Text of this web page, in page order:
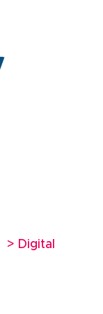
Digital